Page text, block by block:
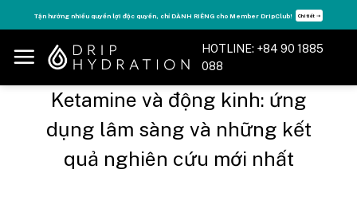
to
content
Tận hưởng nhiều quyền lợi độc quyền, chỉ DÀNH RIÊNG cho Member DripClub! Chi tiết ➝
HOTLINE: +84 90 1885
088
Ketamine và động kinh: ứng
dụng lâm sàng và những kết
quả nghiên cứu mới nhất